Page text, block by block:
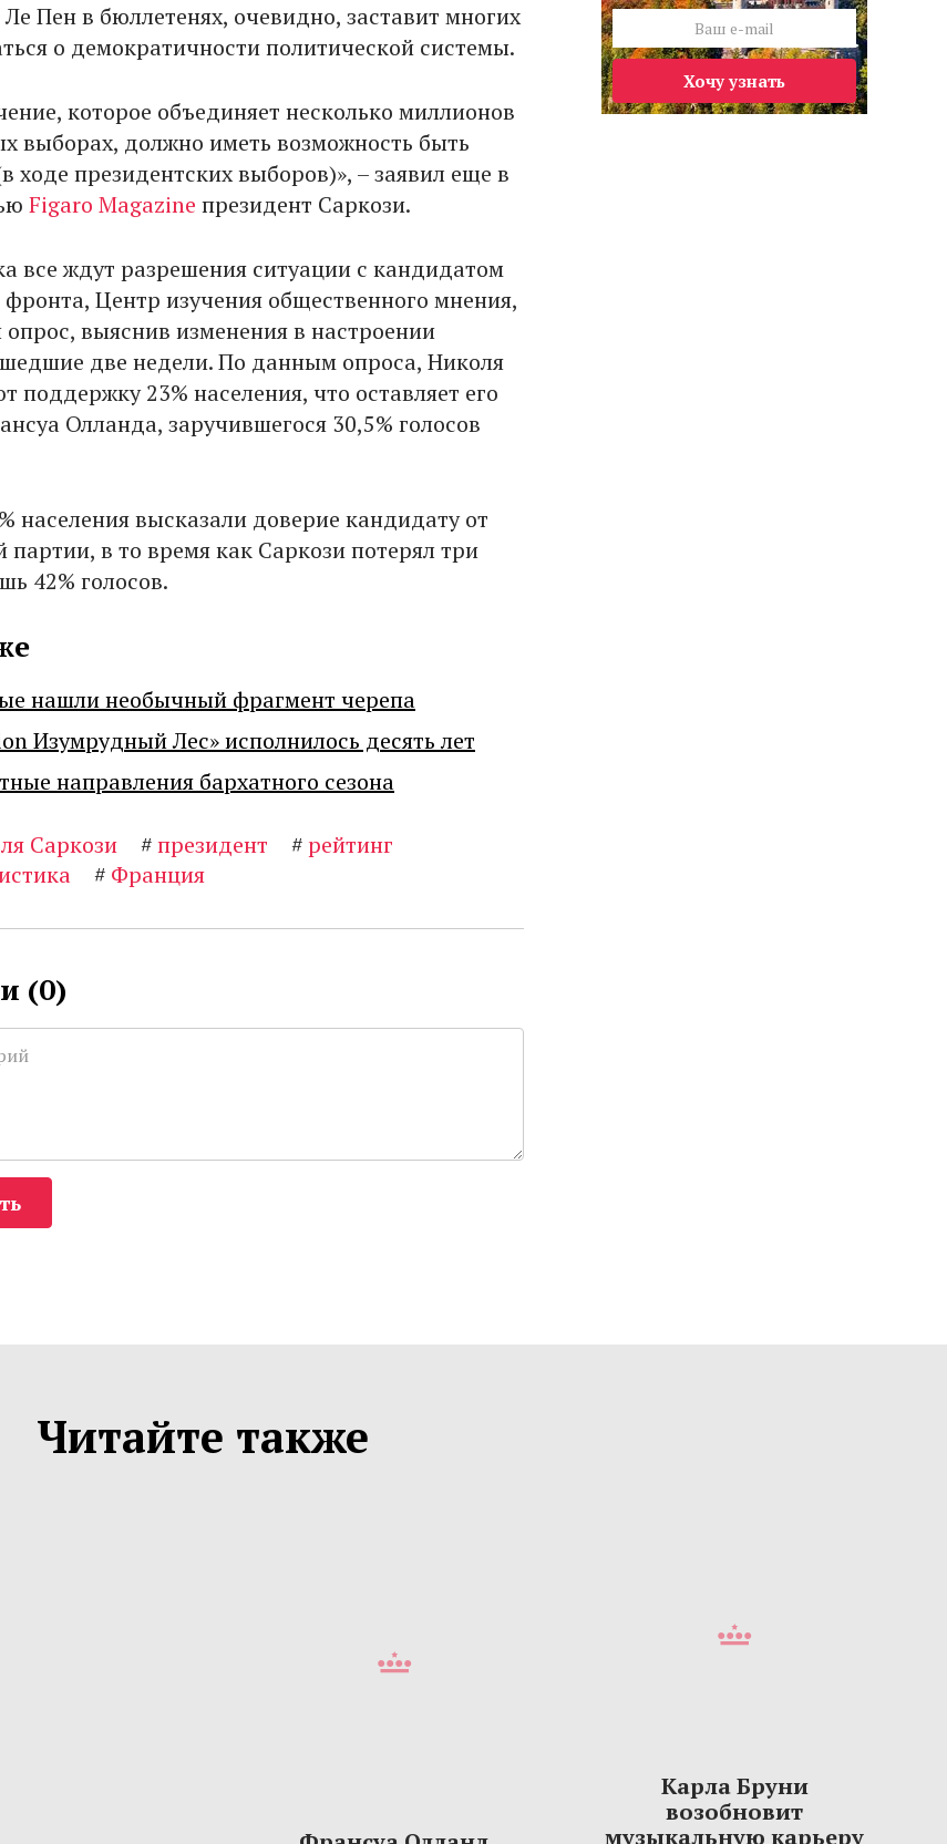
Пен в бюллетенях, очевидно, заставит многих
о демократичности политической системы.
которое объединяет несколько миллионов
выборах, должно иметь возможность быть
ходе президентских выборов)», – заявил еще в
Figaro Magazine президент Саркози.
все ждут разрешения ситуации с кандидатом
Центр изучения общественного мнения,
выяснив изменения в настроении
две недели. По данным опроса, Николя
поддержку 23% населения, что оставляет его
Олланда, заручившегося 30,5% голосов
населения высказали доверие кандидату от
партии, в то время как Саркози потерял три
42% голосов.
нашли необычный фрагмент черепа
Изумрудный Лес» исполнилось десять лет
направления бархатного сезона
Саркози #президент #рейтинг
# Франция
(0)
Хочу узнать
Читайте также
Карла Бруни
возобновит
музыкальную карьеру